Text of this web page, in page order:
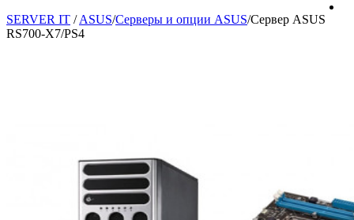
SERVER IT / ASUS/Серверы и опции ASUS/Сервер ASUS
RS700-X7/PS4